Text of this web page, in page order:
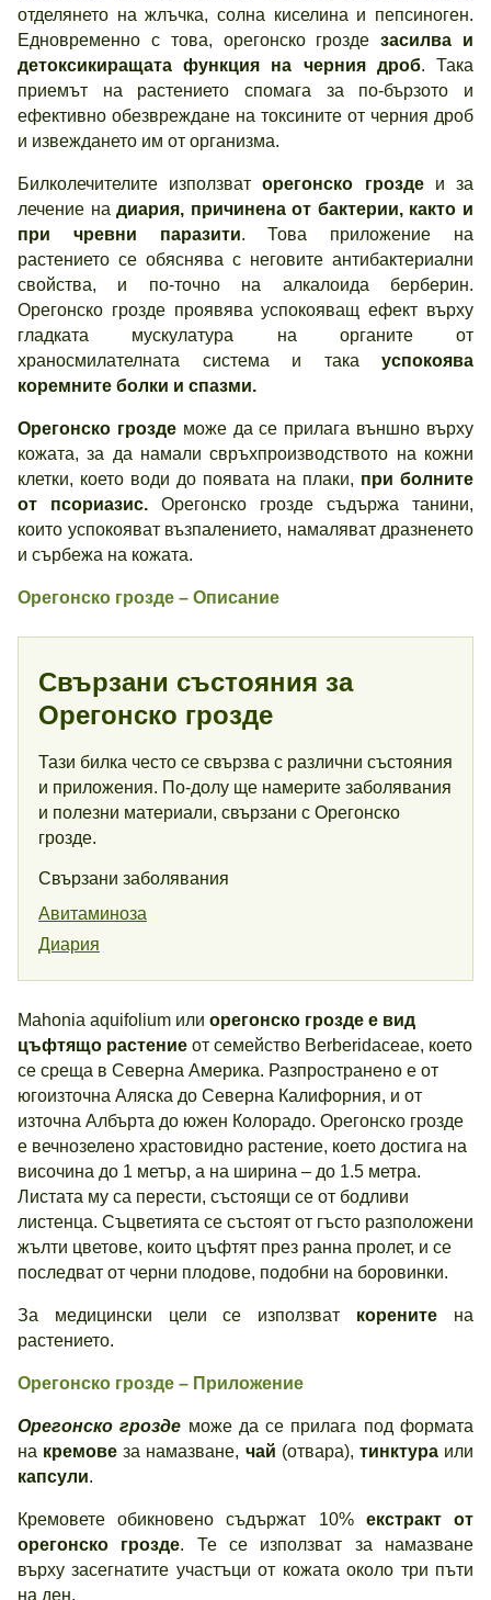
отделянето на жлъчка, солна киселина и пепсиноген.
Едновременно с това, орегонско гроздезасилва и
детоксикиращата функция на черния дроб. Така
приемът на растението спомага за по-бързото и
ефективно обезвреждане на токсините от черния дроб
и извеждането им от организма.
Билколечителите използваторегонско гроздеи за
лечение надиария, причинена от бактерии, както и
при чревни паразити. Това приложение на
растението се обяснява с неговите антибактериални
свойства, и по-точно на алкалоида берберин.
Орегонско грозде проявява успокояващ ефект върху
гладката мускулатура на органите от
храносмилателната система и така успокоява
коремните болки и спазми.
Орегонско гроздеможе да се прилага външно върху
кожата, за да намали свръхпроизводството на кожни
клетки, което води до появата на плаки, при болните
от псориазис. Орегонско грозде съдържа танини,
които успокояват възпалението, намаляват дразненето
и сърбежа на кожата.
Орегонско грозде – Описание
Свързани състояния за
Орегонско грозде
Тази билка често се свързва с различни състояния
и приложения. По-долу ще намерите заболявания
и полезни материали, свързани с Орегонско
грозде.
Свързани заболявания
Авитаминоза
Диария
Mahonia aquifolium или орегонско грозде е вид
цъфтящо растение от семейство Berberidaceae, което
се среща в Северна Америка. Разпространено е от
югоизточна Аляска до Северна Калифорния, и от
източна Албърта до южен Колорадо. Орегонско грозде
е вечнозелено храстовидно растение, което достига на
височина до 1 метър, а на ширина – до 1.5 метра.
Листата му са перести, състоящи се от бодливи
листенца. Съцветията се състоят от гъсто разположени
жълти цветове, които цъфтят през ранна пролет, и се
последват от черни плодове, подобни на боровинки.
За медицински цели се използват корените на
растението.
Орегонско грозде – Приложение
Орегонско грозде може да се прилага под формата
на кремовеза намазване, чай (отвара), тинктура или
капсули.
Кремовете обикновено съдържат 10% екстракт от
орегонско грозде. Те се използват за намазване
върху засегнатите участъци от кожата около три пъти
на ден.